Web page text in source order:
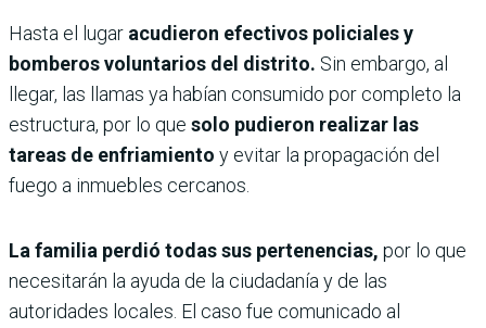
Hasta el lugar acudieron efectivos policiales y
bomberos voluntarios del distrito. Sin embargo, al
llegar, las llamas ya habían consumido por completo la
estructura, por lo que solo pudieron realizar las
tareas de enfriamiento y evitar la propagación del
fuego a inmuebles cercanos.
La familia perdió todas sus pertenencias, por lo que
necesitarán la ayuda de la ciudadanía y de las
autoridades locales. El caso fue comunicado al